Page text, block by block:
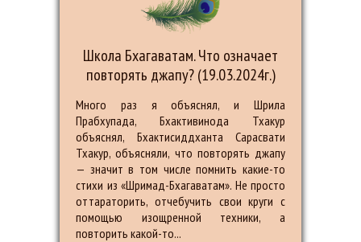
Школа Бхагаватам. Что означает
повторять джапу? (19.03.2024г.)
Много раз я объяснял, и Шрила
Прабхупада, Бхактивинода Тхакур
объяснял, Бхактисиддханта Сарасвати
Тхакур, объясняли, что повторять джапу
— значит в том числе помнить какие-то
стихи из «Шримад-Бхагаватам». Не просто
оттараторить, отчебучить свои круги с
помощью изощренной техники, а
повторить какой-то...